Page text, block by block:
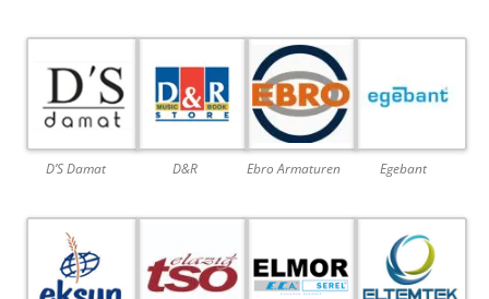
D’S Damat D&R Ebro Armaturen Egebant